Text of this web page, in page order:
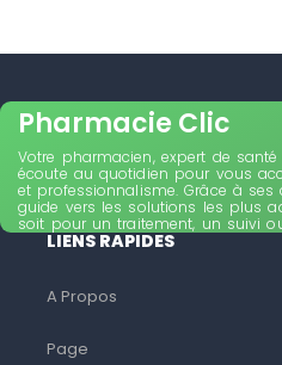
Pharmacie Clic
Votre pharmacien, expert de
écoute au quotidien pour vous
et professionnalisme. Grâce à
guide vers les solutions les plus
soit pour un traitement, un suivi
LIENS RAPIDES
A Propos
Page